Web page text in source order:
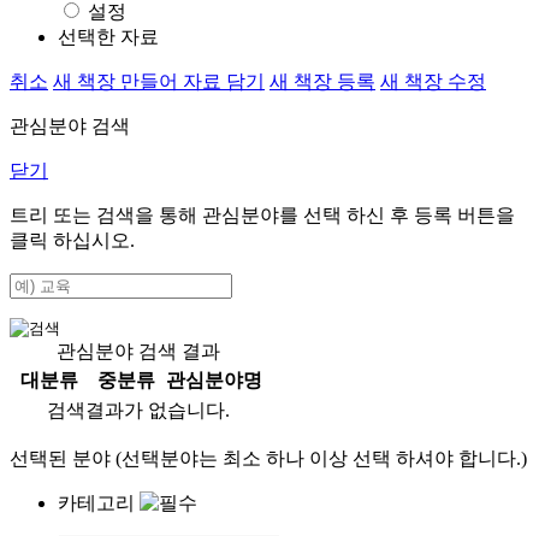
설정
선택한 자료
취소 새 책장 만들어 자료 담기 새 책장 등록 새 책장 수정
관심분야 검색
닫기
트리 또는 검색을 통해 관심분야를 선택 하신 후 등록 버튼을
클릭 하십시오.
관심분야 검색 결과
대분류
중분류
관심분야명
검색결과가 없습니다.
선택된 분야 (선택분야는 최소 하나 이상 선택 하셔야 합니다.)
카테고리